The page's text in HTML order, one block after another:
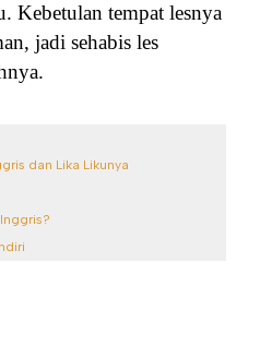
Kebetulan tempat lesnya
jadi sehabis les
dan Lika Likunya